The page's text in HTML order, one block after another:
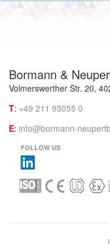
Bormann &
Volmerswerther Str. 20,
T: +49 211 93055 0
E: info@bormann-
FOLLOW US